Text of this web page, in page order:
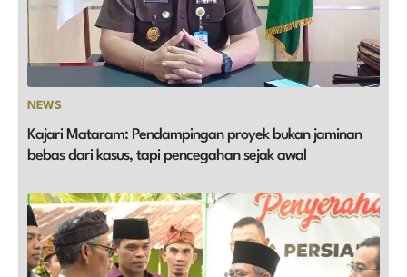
NEWS
Kajari Mataram: Pendampingan proyek bukan jaminan
bebas dari kasus, tapi pencegahan sejak awal